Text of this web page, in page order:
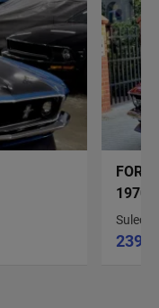
FORD
1970
239